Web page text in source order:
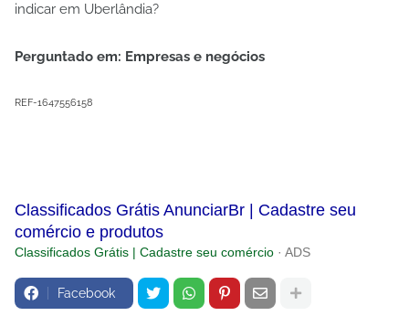
indicar em Uberlândia?
Perguntado em: Empresas e negócios
REF-1647556158
Classificados Grátis AnunciarBr | Cadastre seu
comércio e produtos
Classificados Grátis | Cadastre seu comércio · ADS
Facebook